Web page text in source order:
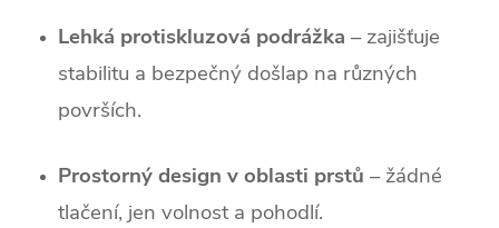
Lehká protiskluzová podrážka – zajišťuje
stabilitu a bezpečný došlap na různých
površích.
Prostorný design v oblasti prstů – žádné
tlačení, jen volnost a pohodlí.